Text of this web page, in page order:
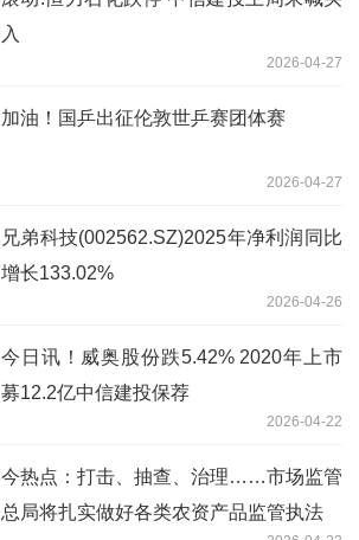
入
2026-04-27
加油！国乒出征伦敦世乒赛团体赛
2026-04-27
兄弟科技(002562.SZ)2025年净利润同比
增长133.02%
2026-04-26
今日讯！威奥股份跌5.42% 2020年上市
募12.2亿中信建投保荐
2026-04-22
今热点：打击、抽查、治理……市场监管
总局将扎实做好各类农资产品监管执法